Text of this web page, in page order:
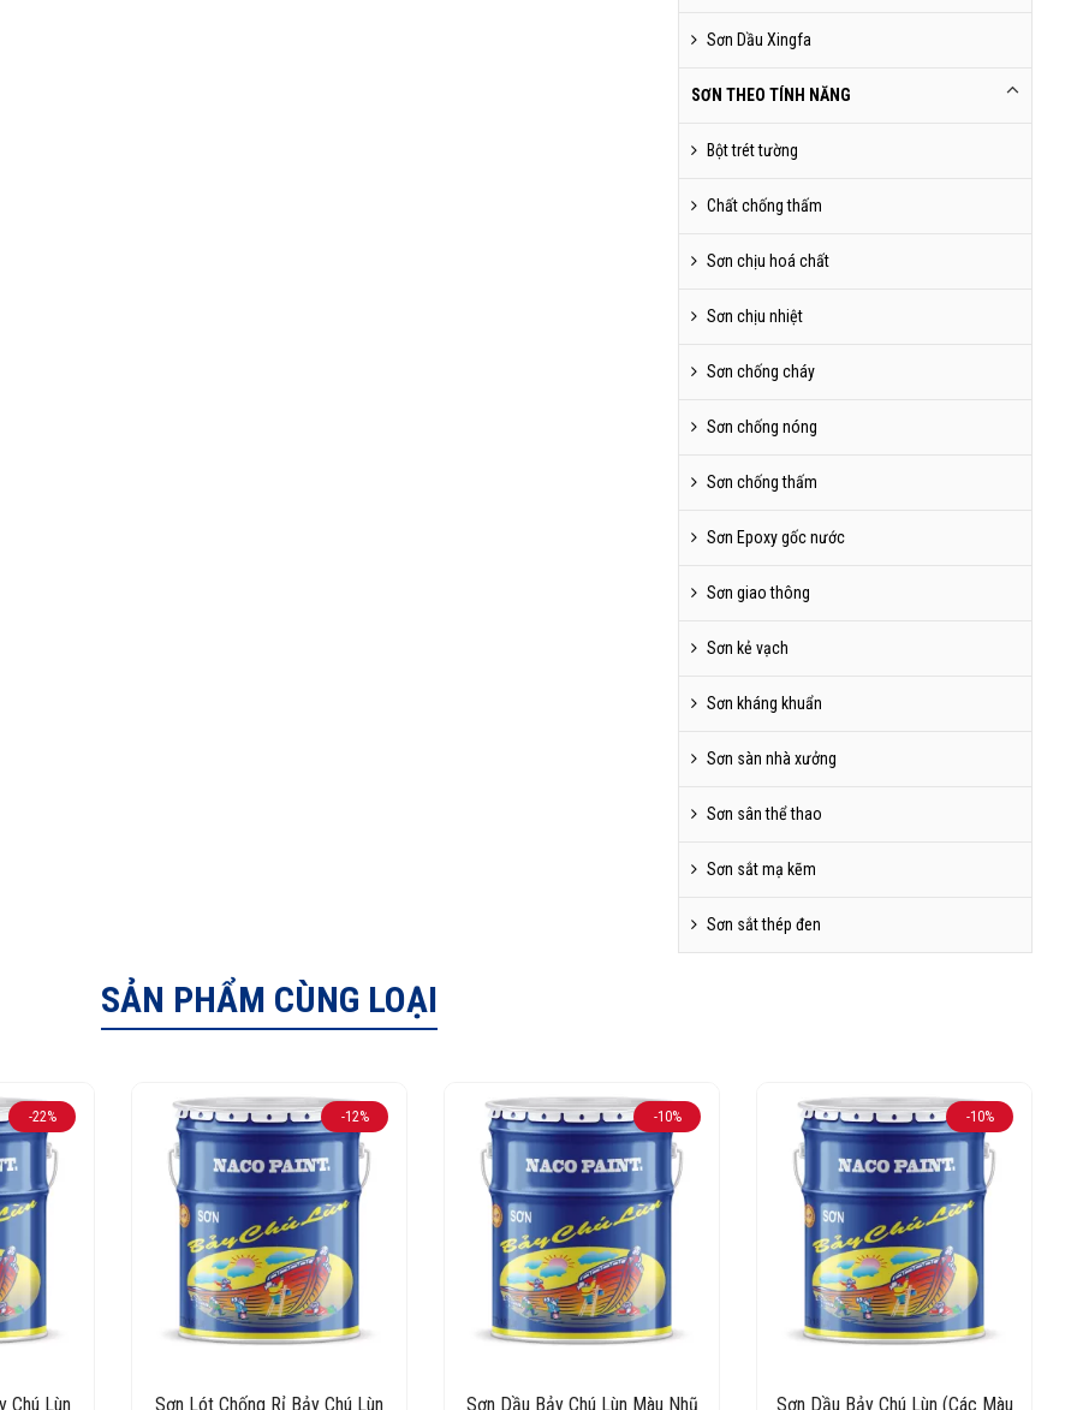
Sơn Dầu Xingfa
SƠN THEO TÍNH NĂNG
Bột trét tường
Chất chống thấm
Sơn chịu hoá chất
Sơn chịu nhiệt
Sơn chống cháy
Sơn chống nóng
Sơn chống thấm
Sơn Epoxy gốc nước
Sơn giao thông
Sơn kẻ vạch
Sơn kháng khuẩn
Sơn sàn nhà xưởng
Sơn sân thể thao
Sơn sắt mạ kẽm
Sơn sắt thép đen
SẢN PHẨM CÙNG LOẠI
-22%
Chú Lùn
-12%
Sơn Lót Chống Rỉ Bảy Chú Lùn
-10%
Sơn Dầu Bảy Chú Lùn Màu Nhũ
-10%
Sơn Dầu Bảy Chú Lùn (Các Màu